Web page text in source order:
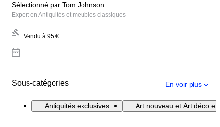
Sélectionné par Tom Johnson
Expert en Antiquités et meubles classiques
Vendu à 95 €
Sous-catégories En voir plus
Antiquités exclusives Art nouveau et Art déco